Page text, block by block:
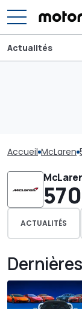
Actualités
Accueil McLaren
ACTUALITÉS